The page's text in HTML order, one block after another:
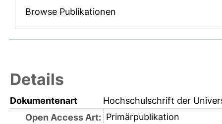
Browse Publikationen
Details
Dokumentenart
Hochschulschrift der
Open Access Art: Primärpublikation